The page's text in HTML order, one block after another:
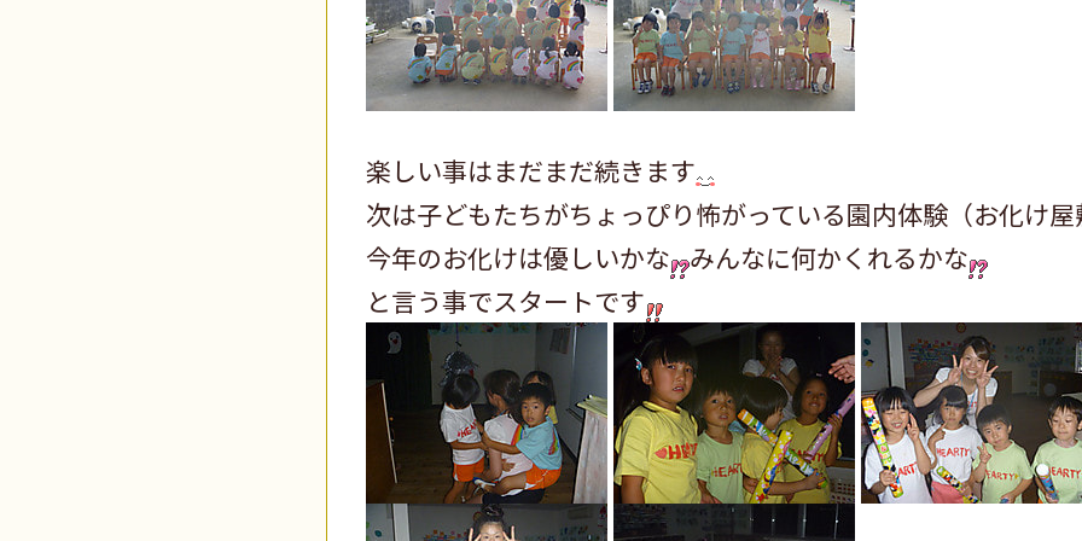
楽しい事はまだまだ続きます
次は子どもたちがちょっぴり怖がっている園内体験（お化け
今年のお化けは優しいかな みんなに何かくれるかな
と言う事でスタートです